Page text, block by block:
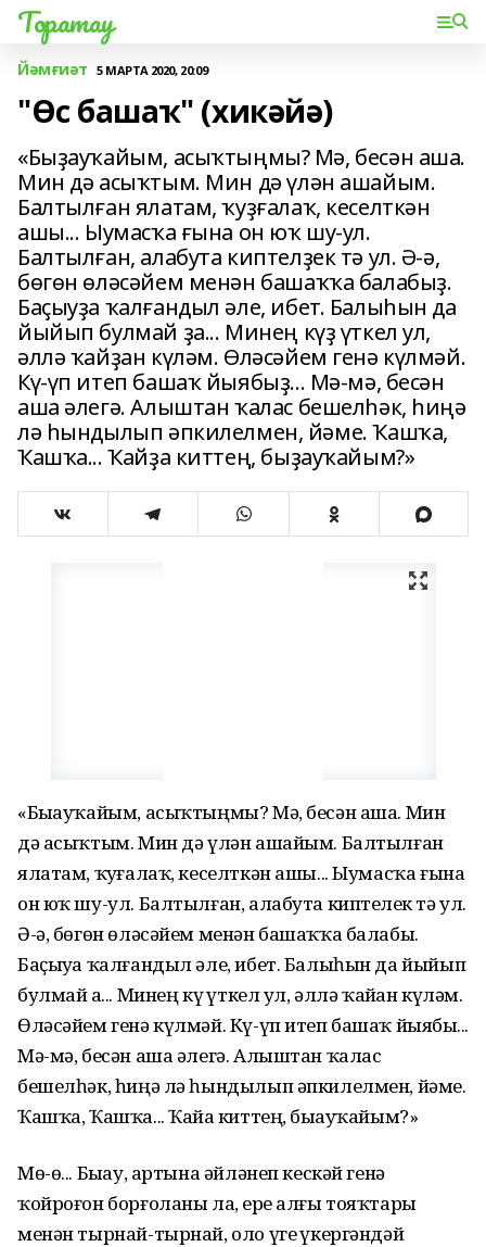
Торатау
Йәмғиәт 5 МАРТА 2020, 20:09
"Өс башаҡ" (хикәйә)
«Быҙауҡайым, асыҡтыңмы? Мә, бесән аша.
Мин дә асыҡтым. Мин дә үлән ашайым.
Балтылған ялатам, ҡуҙғалаҡ, кеселткән
ашы... Ыумасҡа ғына он юҡ шу-ул.
Балтылған, алабута киптелҙек тә ул. Ә-ә,
бөгөн өләсәйем менән башаҡҡа балабыҙ.
Баҫыуҙа ҡалғандыл әле, ибет. Балыһын да
йыйып булмай ҙа... Минең күҙ үткел ул,
әллә ҡайҙан күләм. Өләсәйем генә күлмәй.
Кү-үп итеп башаҡ йыябыҙ... Мә-мә, бесән
аша әлегә. Алыштан ҡалас бешелһәк, һиңә
лә һындылып әпкилелмен, йәме. Ҡашҡа,
Ҡашҡа... Ҡайҙа киттең, быҙауҡайым?»
«Быҙауҡайым, асыҡтыңмы? Мә, бесән аша. Мин
дә асыҡтым. Мин дә үлән ашайым. Балтылған
ялатам, ҡуҙғалаҡ, кеселткән ашы... Ыумасҡа ғына
он юҡ шу-ул. Балтылған, алабута киптелҙек тә ул.
Ә-ә, бөгөн өләсәйем менән башаҡҡа балабыҙ.
Баҫыуҙа ҡалғандыл әле, ибет. Балыһын да йыйып
булмай ҙа... Минең күҙ үткел ул, әллә ҡайҙан күләм.
Өләсәйем генә күлмәй. Кү-үп итеп башаҡ йыябыҙ...
Мә-мә, бесән аша әлегә. Алыштан ҡалас
бешелһәк, һиңә лә һындылып әпкилелмен, йәме.
Ҡашҡа, Ҡашҡа... Ҡайҙа киттең, быҙауҡайым?»
Мө-ө... Быҙау, артына әйләнеп кескәй генә
ҡойроғон борғоланы ла, ерҙе алғы тояҡтары
менән тырнай-тырнай, оло үгеҙ үкергәндәй